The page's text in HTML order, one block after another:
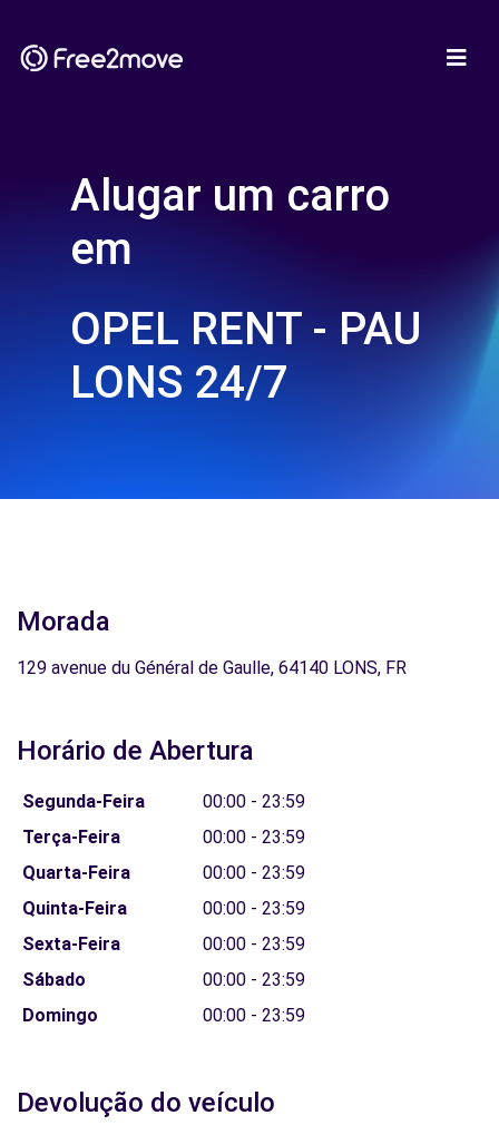
Alugar um carro
em
OPEL RENT - PAU
LONS 24/7
Morada
129 avenue du Général de Gaulle, 64140 LONS, FR
Horário de Abertura
Segunda-Feira
00:00 - 23:59
Terça-Feira
00:00 - 23:59
Quarta-Feira
00:00 - 23:59
Quinta-Feira
00:00 - 23:59
Sexta-Feira
00:00 - 23:59
Sábado
00:00 - 23:59
Domingo
00:00 - 23:59
Devolução do veículo